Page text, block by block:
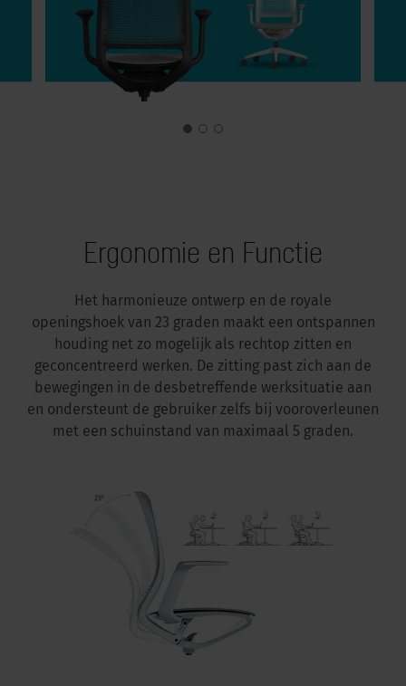
Ergonomie en Functie
Het harmonieuze ontwerp en de royale
openingshoek van 23 graden maakt een ontspannen
houding net zo mogelijk als rechtop zitten en
geconcentreerd werken. De zitting past zich aan de
bewegingen in de desbetreffende werksituatie aan
en ondersteunt de gebruiker zelfs bij vooroverleunen
met een schuinstand van maximaal 5 graden.